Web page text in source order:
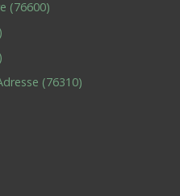
(76600)
(76310)